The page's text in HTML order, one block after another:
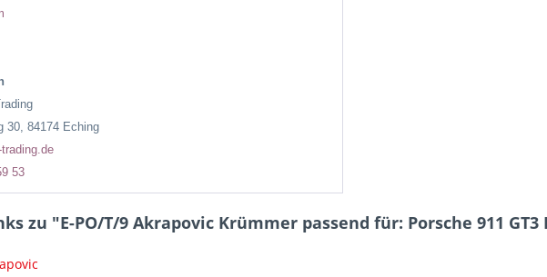
30, 84174 Eching
53
zu "E-PO/T/9 Akrapovic Krümmer passend für: Porsche 911 GT3